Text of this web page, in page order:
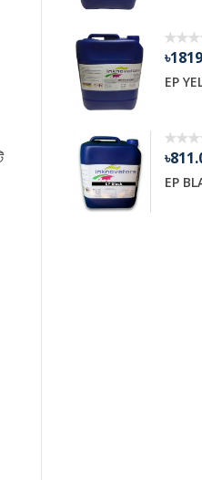
৳1819.69
EP YELLOW
৳811.06
EP BLACK